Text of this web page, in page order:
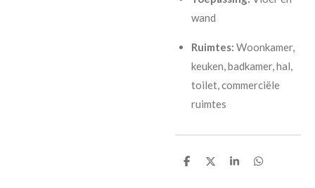
wand
Ruimtes: Woonkamer,
keuken, badkamer, hal,
toilet, commerciële
ruimtes
D
D
S
D